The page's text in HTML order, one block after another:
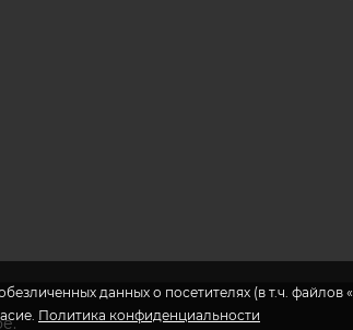
данных о посетителях (в т.ч. файлов
Политика конфиденциальности